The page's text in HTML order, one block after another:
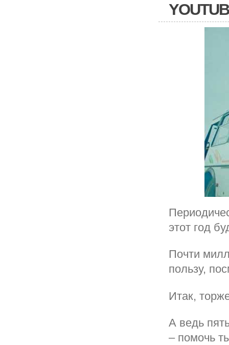
этот год
Почти
пользу,
Итак,
А ведь
– помочь